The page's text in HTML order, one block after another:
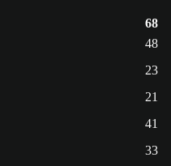
68
48
23
21
41
33